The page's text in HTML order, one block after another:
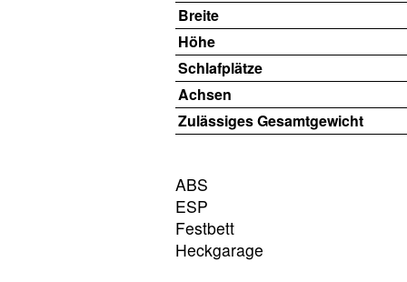
Breite
Höhe
Schlafplätze
Achsen
Zulässiges Gesamtgewicht
ABS
ESP
Festbett
Heckgarage